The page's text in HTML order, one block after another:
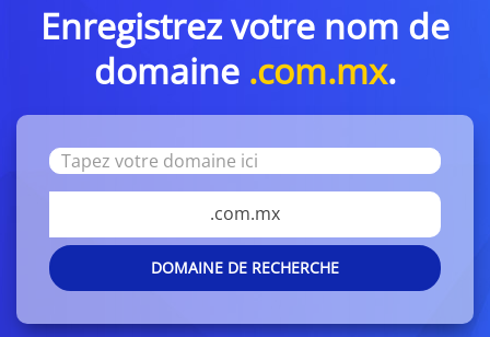
Enregistrez votre nom de
domaine .com.mx.
.com.mx
DOMAINE DE RECHERCHE